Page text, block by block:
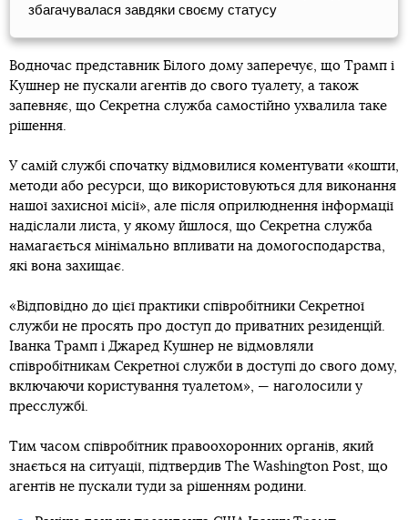
збагачувалася завдяки своєму статусу
Водночас представник Білого дому заперечує, що Трамп і
Кушнер не пускали агентів до свого туалету, а також
запевняє, що Секретна служба самостійно ухвалила таке
рішення.
У самій службі спочатку відмовилися коментувати «кошти,
методи або ресурси, що використовуються для виконання
нашої захисної місії», але після оприлюднення інформації
надіслали листа, у якому йшлося, що Секретна служба
намагається мінімально впливати на домогосподарства,
які вона захищає.
«Відповідно до цієї практики співробітники Секретної
служби не просять про доступ до приватних резиденцій.
Іванка Трамп і Джаред Кушнер не відмовляли
співробітникам Секретної служби в доступі до свого дому,
включаючи користування туалетом», — наголосили у
пресслужбі.
Тим часом співробітник правоохоронних органів, який
знається на ситуації, підтвердив The Washington Post, що
агентів не пускали туди за рішенням родини.